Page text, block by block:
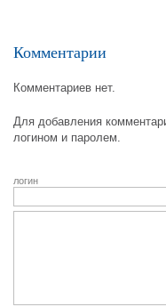
Комментарии
Комментариев нет.
Для добавления
логином и паролем.
логин